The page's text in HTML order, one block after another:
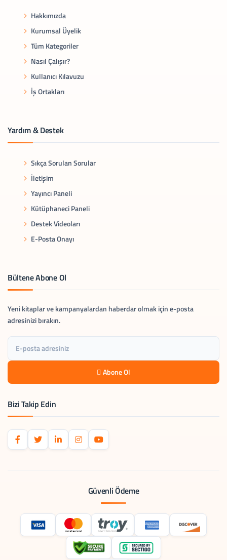
Hakkımızda
Kurumsal Üyelik
Tüm Kategoriler
Nasıl Çalışır?
Kullanıcı Kılavuzu
İş Ortakları
Yardım & Destek
Sıkça Sorulan Sorular
İletişim
Yayıncı Paneli
Kütüphaneci Paneli
Destek Videoları
E-Posta Onayı
Bültene Abone Ol
Yeni kitaplar ve kampanyalardan haberdar olmak için e-posta
adresinizi bırakın.
Abone Ol
Bizi Takip Edin
Güvenli Ödeme